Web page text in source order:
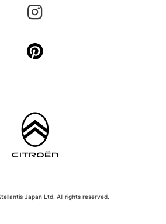
Japan Ltd. All rights reserved.